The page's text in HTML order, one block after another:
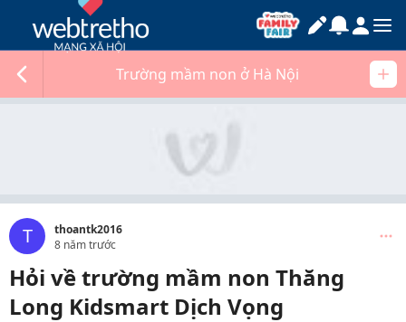
Trường mầm non ở Hà Nội
T
thoantk2016
8 năm trước
Hỏi về trường mầm non Thăng
Long Kidsmart Dịch Vọng